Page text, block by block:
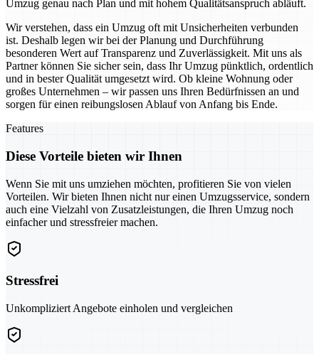
Umzug genau nach Plan und mit hohem Qualitätsanspruch abläuft.
Wir verstehen, dass ein Umzug oft mit Unsicherheiten verbunden
ist. Deshalb legen wir bei der Planung und Durchführung
besonderen Wert auf Transparenz und Zuverlässigkeit. Mit uns als
Partner können Sie sicher sein, dass Ihr Umzug pünktlich, ordentlich
und in bester Qualität umgesetzt wird. Ob kleine Wohnung oder
großes Unternehmen – wir passen uns Ihren Bedürfnissen an und
sorgen für einen reibungslosen Ablauf von Anfang bis Ende.
Features
Diese Vorteile bieten wir Ihnen
Wenn Sie mit uns umziehen möchten, profitieren Sie von vielen
Vorteilen. Wir bieten Ihnen nicht nur einen Umzugsservice, sondern
auch eine Vielzahl von Zusatzleistungen, die Ihren Umzug noch
einfacher und stressfreier machen.
Stressfrei
Unkompliziert Angebote einholen und vergleichen